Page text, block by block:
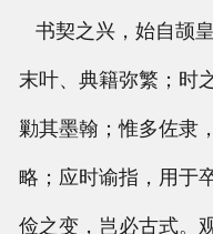
书契之兴，始自颉
末叶、典籍弥繁；时
勦其墨翰；惟多佐隶
略；应时谕指，用于
俭之变，岂必古式。